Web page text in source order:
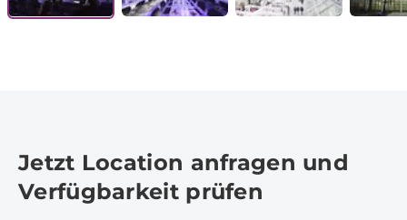
Jetzt Location anfragen und
Verfügbarkeit prüfen